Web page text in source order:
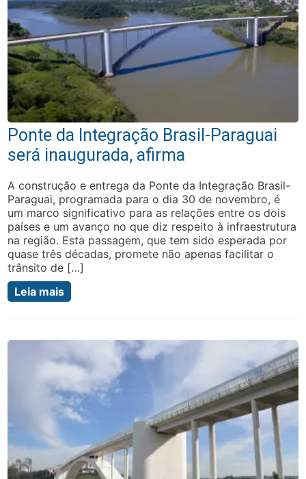
Ponte da Integração Brasil-Paraguai
será inaugurada, afirma
A construção e entrega da Ponte da Integração Brasil-
Paraguai, programada para o dia 30 de novembro, é
um marco significativo para as relações entre os dois
países e um avanço no que diz respeito à infraestrutura
na região. Esta passagem, que tem sido esperada por
quase três décadas, promete não apenas facilitar o
trânsito de […]
Leia mais